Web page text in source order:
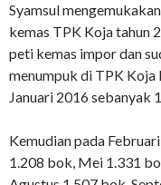
Syamsul
kemas TPK Koja tahun
peti kemas impor dan
menumpuk di TPK Koja
Januari 2016 sebanyak
Kemudian pada
1.208 bok, Mei 1.331